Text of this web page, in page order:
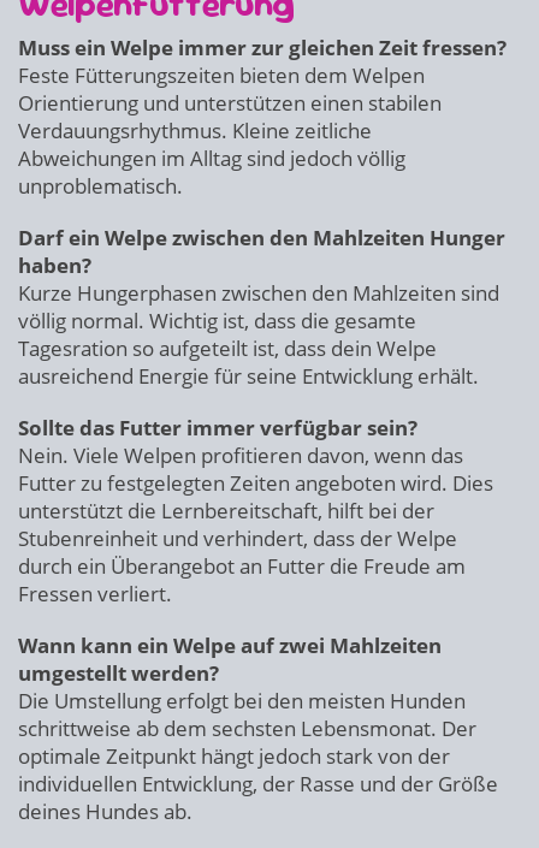
Muss ein Welpe immer zur gleichen Zeit fressen?
Feste Fütterungszeiten bieten dem Welpen
Orientierung und unterstützen einen stabilen
Verdauungsrhythmus. Kleine zeitliche
Abweichungen im Alltag sind jedoch völlig
unproblematisch.
Darf ein Welpe zwischen den Mahlzeiten Hunger
haben?
Kurze Hungerphasen zwischen den Mahlzeiten sind
völlig normal. Wichtig ist, dass die gesamte
Tagesration so aufgeteilt ist, dass dein Welpe
ausreichend Energie für seine Entwicklung erhält.
Sollte das Futter immer verfügbar sein?
Nein. Viele Welpen profitieren davon, wenn das
Futter zu festgelegten Zeiten angeboten wird. Dies
unterstützt die Lernbereitschaft, hilft bei der
Stubenreinheit und verhindert, dass der Welpe
durch ein Überangebot an Futter die Freude am
Fressen verliert.
Wann kann ein Welpe auf zwei Mahlzeiten
umgestellt werden?
Die Umstellung erfolgt bei den meisten Hunden
schrittweise ab dem sechsten Lebensmonat. Der
optimale Zeitpunkt hängt jedoch stark von der
individuellen Entwicklung, der Rasse und der Größe
deines Hundes ab.